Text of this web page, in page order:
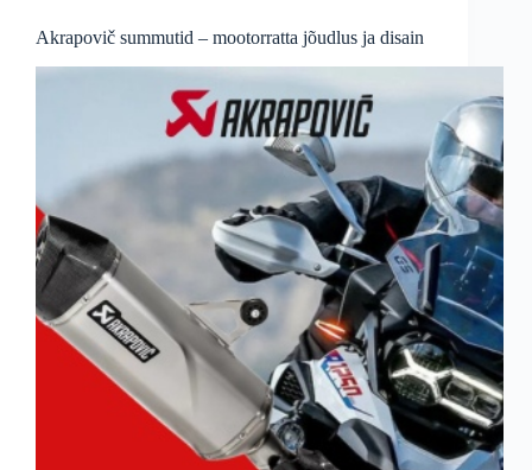
Akrapovič summutid – mootorratta jõudlus ja disain